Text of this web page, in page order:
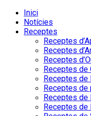
Inici
Notícies
Receptes
Receptes
Receptes
Receptes
Receptes de
Receptes de
Receptes de
Receptes
Receptes de